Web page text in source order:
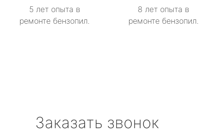
5 лет опыта в
ремонте бензопил.
8 лет опыта в
ремонте бензопил.
Заказать звонок